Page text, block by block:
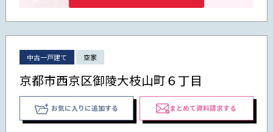
中古一戸建て 空家
京都市西京区御陵大枝山町６丁目
お気に入りに追加する まとめて資料請求する